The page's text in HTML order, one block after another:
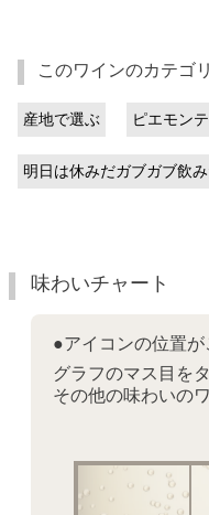
このワインのカテゴ
産地で選ぶ ピエモン
明日は休みだガブガブ飲
味わいチャート
●アイコンの位置
グラフのマス目を
その他の味わいの